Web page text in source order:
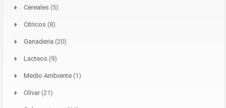
Cereales (5)
Citricos (8)
Ganaderia (20)
Lacteos (9)
Medio Ambiente (1)
Olivar(21)